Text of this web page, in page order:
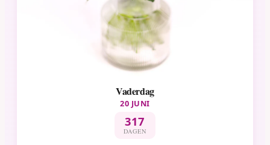
Vaderdag
20 JUNI
317
DAGEN